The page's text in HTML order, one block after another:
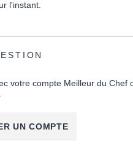
l'instant.
votre compte Meilleur du Chef
UN COMPTE